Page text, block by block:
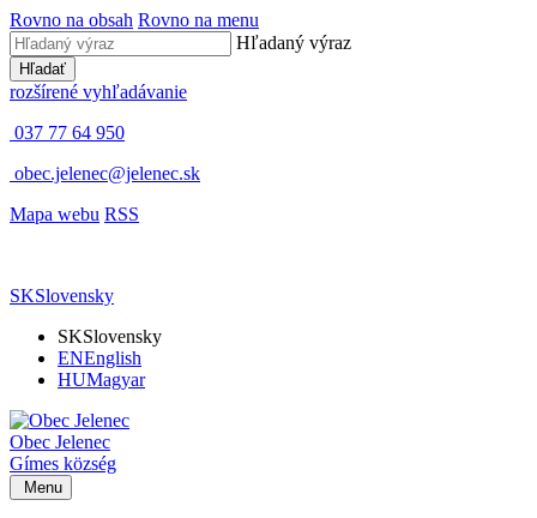
Rovno na obsah Rovno na menu
Hľadaný výraz
Hľadať
rozšírené vyhľadávanie
037 77 64 950
obec.jelenec@jelenec.sk
Mapa webu RSS
SKSlovensky
SKSlovensky
ENEnglish
HUMagyar
Obec Jelenec
Gímes község
Menu